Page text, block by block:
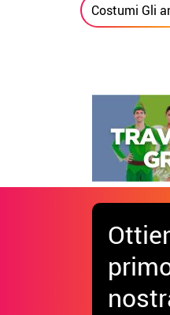
Costumi Gli